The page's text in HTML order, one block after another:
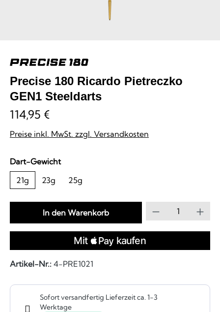
Precise 180 Ricardo Pietreczko
GEN1 Steeldarts
114,95 €
Preise inkl. MwSt. zzgl. Versandkosten
Dart-Gewichtauswählen
21g
23g 25g
Produkt
In den Warenkorb
Artikel-Nr.: 4-PRE1021
Sofort versandfertig Lieferzeit ca. 1-3
Werktage